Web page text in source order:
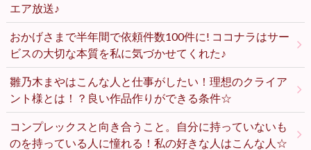
エア放送♪
おかげさまで半年間で依頼件数100件に! ココナラはサー
ビスの大切な本質を私に気づかせてくれた♪
雛乃木まやはこんな人と仕事がしたい！理想のクライア
ント様とは！？良い作品作りができる条件☆
コンプレックスと向き合うこと。自分に持っていないも
のを持っている人に憧れる！私の好きな人はこんな人☆